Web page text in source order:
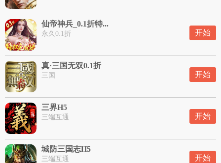
仙帝神兵_0.1折特...
永久0.1折 开始
真·三国无双0.1折
三国 开始
三界H5
三端互通 开始
城防三国志H5
三端互通 开始